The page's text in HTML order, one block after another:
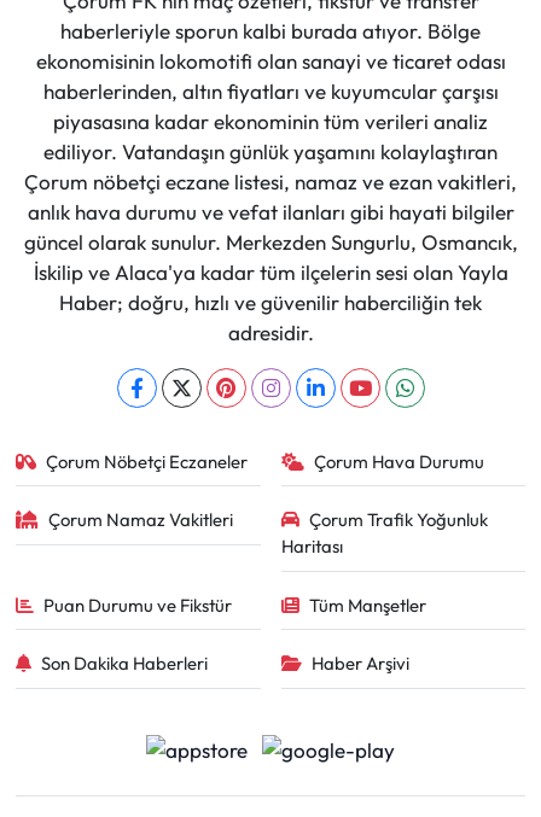
haberleriyle sporun kalbi burada atıyor. Bölge
ekonomisinin lokomotifi olan sanayi ve ticaret odası
haberlerinden, altın fiyatları ve kuyumcular çarşısı
piyasasına kadar ekonominin tüm verileri analiz
ediliyor. Vatandaşın günlük yaşamını kolaylaştıran
Çorum nöbetçi eczane listesi, namaz ve ezan vakitleri,
anlık hava durumu ve vefat ilanları gibi hayati bilgiler
güncel olarak sunulur. Merkezden Sungurlu, Osmancık,
İskilip ve Alaca'ya kadar tüm ilçelerin sesi olan Yayla
Haber; doğru, hızlı ve güvenilir haberciliğin tek
adresidir.
Çorum Nöbetçi Eczaneler Çorum Hava Durumu
Çorum Namaz Vakitleri
Çorum Trafik Yoğunluk
Haritası
Puan Durumu ve Fikstür Tüm Manşetler
Son Dakika Haberleri Haber Arşivi